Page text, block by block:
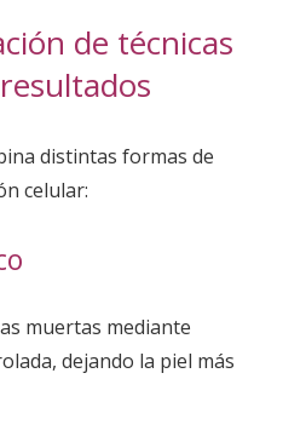
de técnicas
distintas formas de
celular:
muertas mediante
dejando la piel más